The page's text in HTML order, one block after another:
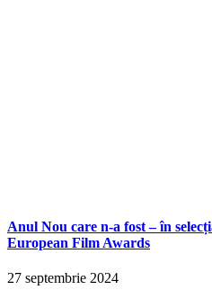
Anul Nou care n-a fost – în
European Film Awards
27 septembrie 2024